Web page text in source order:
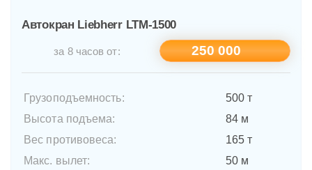
Автокран Liebherr LTM-1500
за 8 часов от: 250 000
Грузоподъемность:
500 т
Высота подъема:
84 м
Вес противовеса:
165 т
Макс. вылет:
50 м